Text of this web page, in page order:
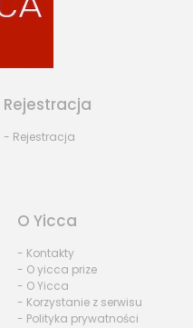
Rejestracja
- Rejestracja
O Yicca
- Kontakty
- O yicca prize
- O Yicca
- Korzystanie z serwisu
- Polityka prywatności